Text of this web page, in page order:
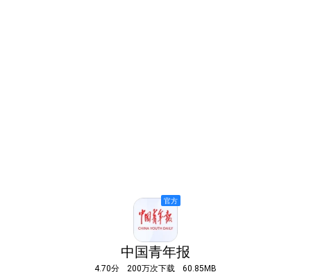
中国青年报
4.70分 200万次下载 60.85MB